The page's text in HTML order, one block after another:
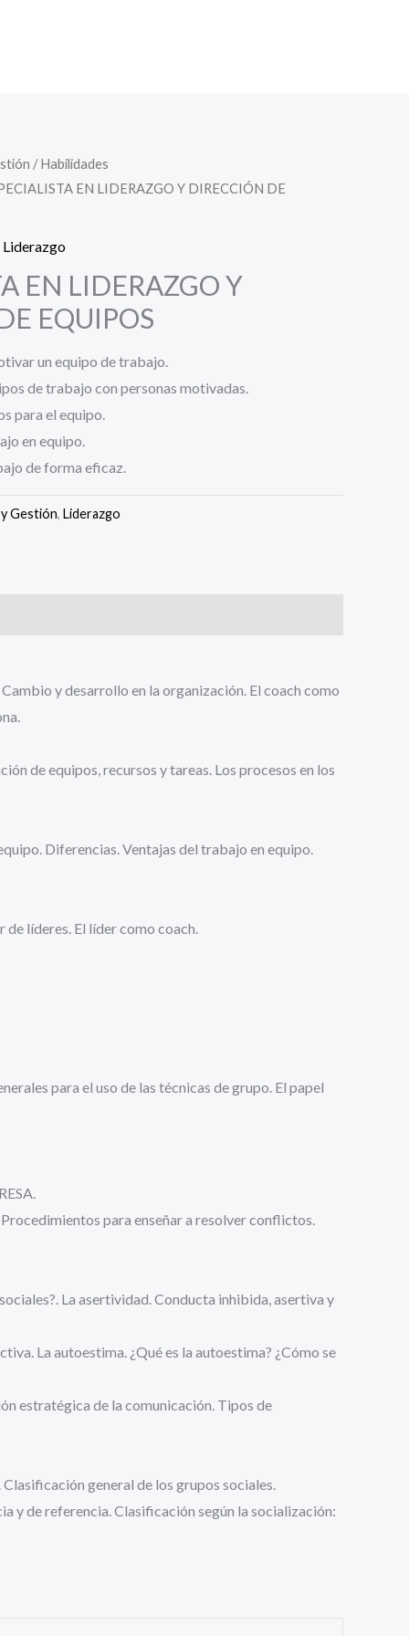
/Habilidades
EN LIDERAZGO Y DIRECCIÓN DE
Liderazgo
EN LIDERAZGO Y
EQUIPOS
un equipo de trabajo.
de trabajo con personas motivadas.
para el equipo.
en equipo.
de forma eficaz.
Gestión, Liderazgo
y desarrollo en la organización. El coach como
de equipos, recursos y tareas. Los procesos en los
Diferencias. Ventajas del trabajo en equipo.
líderes. El líder como coach.
para el uso de las técnicas de grupo. El papel
para enseñar a resolver conflictos.
La asertividad. Conducta inhibida, asertiva y
La autoestima. ¿Qué es la autoestima? ¿Cómo se
estratégica de la comunicación. Tipos de
general de los grupos sociales.
y de referencia. Clasificación según la socialización: